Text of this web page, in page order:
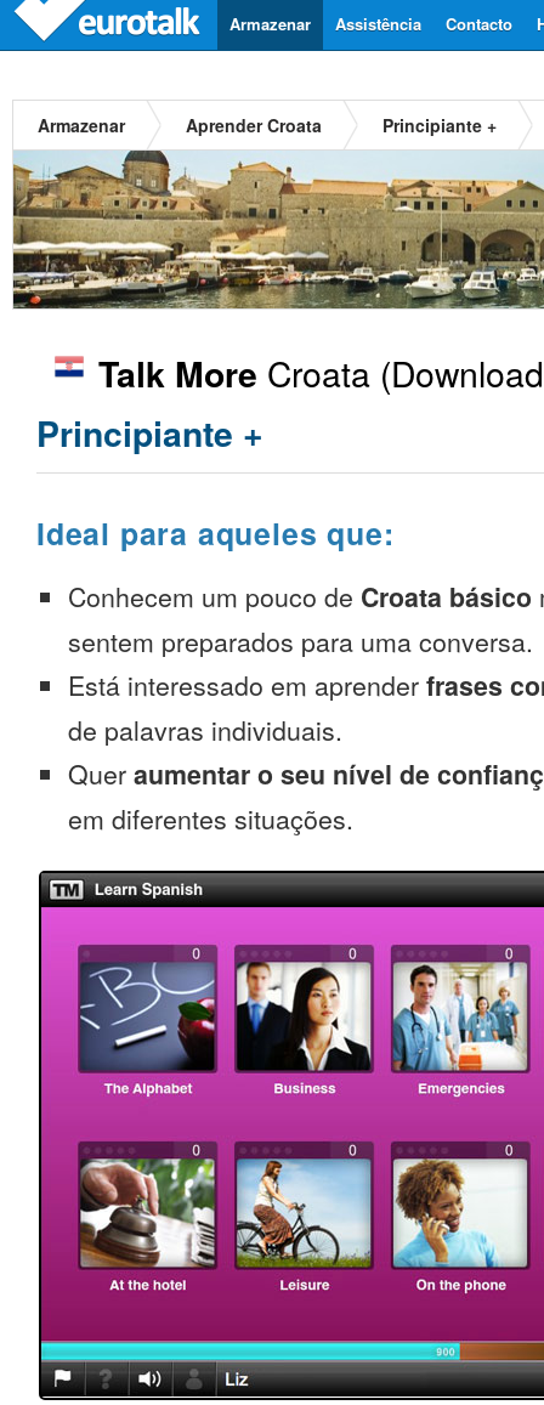
Contacto
Assistência
Armazenar
Armazenar Aprender Croata Principiante +
Talk More Croata
Principiante +
Ideal para aqueles que:
Conhecem um pouco de Croata básico
sentem preparados para uma conversa.
Está interessado em aprender frases
de palavras individuais.
Quer aumentar o seu nível de
em diferentes situações.